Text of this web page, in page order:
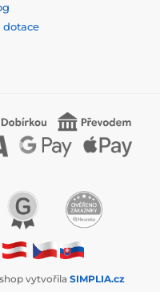
dotace
vytvořila SIMPLIA.cz